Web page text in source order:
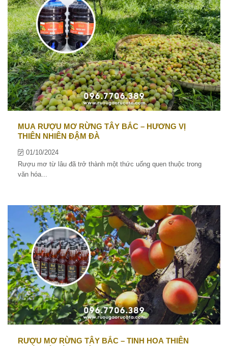
MUA RƯỢU MƠ RỪNG TÂY BẮC – HƯƠNG VỊ
THIÊN NHIÊN ĐẬM ĐÀ
Rượu mơ từ lâu đã trở thành một thức uống quen thuộc trong
văn hóa...
01/10/2024
RƯỢU MƠ RỪNG TÂY BẮC – TINH HOA THIÊN